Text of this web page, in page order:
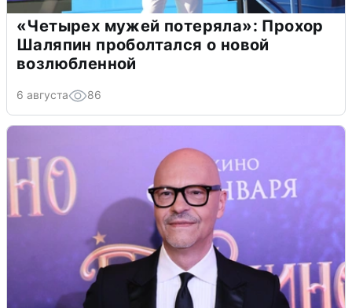
«Четырех мужей потеряла»: Прохор
Шаляпин проболтался о новой
возлюбленной
6 августа 86